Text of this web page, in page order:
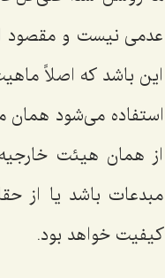
عدمی نیست و مقصود
این باشد که اصلاً
استفاده می‌شود
از همان هیئت
مبدعات باشد یا از
کیفیت خواهد بود.